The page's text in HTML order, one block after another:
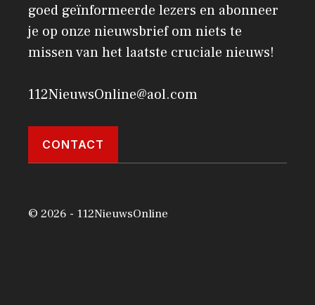
goed geïnformeerde lezers en abonneer
je op onze nieuwsbrief om niets te
missen van het laatste cruciale nieuws!
112NieuwsOnline@aol.com
CONTACT
© 2026 - 112NieuwsOnline